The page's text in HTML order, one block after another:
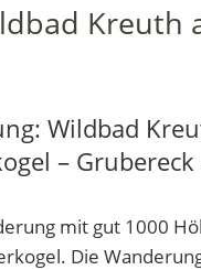
Kreuth
Wildbad
–
mit gut 1000
Die